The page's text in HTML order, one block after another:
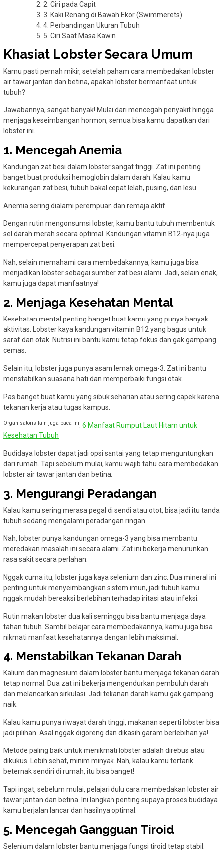
2. Ciri pada Capit
3. Kaki Renang di Bawah Ekor (Swimmerets)
4. Perbandingan Ukuran Tubuh
5. Ciri Saat Masa Kawin
Khasiat Lobster Secara Umum
Kamu pasti pernah mikir, setelah paham cara membedakan lobster
air tawar jantan dan betina, apakah lobster bermanfaat untuk
tubuh?
Jawabannya, sangat banyak! Mulai dari mencegah penyakit hingga
menjaga keseimbangan hormon, semua bisa kamu dapatkan dari
lobster ini.
1. Mencegah Anemia
Kandungan zat besi dalam lobster sangat tinggi. Zat ini penting
banget buat produksi hemoglobin dalam darah. Kalau kamu
kekurangan zat besi, tubuh bakal cepat lelah, pusing, dan lesu.
Anemia sering dialami perempuan dan remaja aktif.
Dengan rutin mengonsumsi lobster, kamu bantu tubuh membentuk
sel darah merah secara optimal. Kandungan vitamin B12-nya juga
mempercepat penyerapan zat besi.
Nah, selain memahami cara membedakannya, kamu juga bisa
menjadikan lobster sebagai sumber zat besi alami. Jadi, selain enak,
kamu juga dapat manfaatnya!
2. Menjaga Kesehatan Mental
Kesehatan mental penting banget buat kamu yang punya banyak
aktivitas. Lobster kaya kandungan vitamin B12 yang bagus untuk
saraf dan otak. Nutrisi ini bantu kamu tetap fokus dan gak gampang
cemas.
Selain itu, lobster juga punya asam lemak omega-3. Zat ini bantu
menstabilkan suasana hati dan memperbaiki fungsi otak.
Pas banget buat kamu yang sibuk seharian atau sering capek karena
tekanan kerja atau tugas kampus.
Organisatoris lain juga baca ini: 6 Manfaat Rumput Laut Hitam untuk
Kesehatan Tubuh
Budidaya lobster dapat jadi opsi santai yang tetap menguntungkan
dari rumah. Tapi sebelum mulai, kamu wajib tahu cara membedakan
lobster air tawar jantan dan betina.
3. Mengurangi Peradangan
Kalau kamu sering merasa pegal di sendi atau otot, bisa jadi itu tanda
tubuh sedang mengalami peradangan ringan.
Nah, lobster punya kandungan omega-3 yang bisa membantu
meredakan masalah ini secara alami. Zat ini bekerja menurunkan
rasa sakit secara perlahan.
Nggak cuma itu, lobster juga kaya selenium dan zinc. Dua mineral ini
penting untuk menyeimbangkan sistem imun, jadi tubuh kamu
nggak mudah bereaksi berlebihan terhadap iritasi atau infeksi.
Rutin makan lobster dua kali seminggu bisa bantu menjaga daya
tahan tubuh. Sambil belajar cara membedakannya, kamu juga bisa
nikmati manfaat kesehatannya dengan lebih maksimal.
4. Menstabilkan Tekanan Darah
Kalium dan magnesium dalam lobster bantu menjaga tekanan darah
tetap normal. Dua zat ini bekerja mengendurkan pembuluh darah
dan melancarkan sirkulasi. Jadi tekanan darah kamu gak gampang
naik.
Kalau kamu punya riwayat darah tinggi, makanan seperti lobster bisa
jadi pilihan. Asal nggak digoreng dan dikasih garam berlebihan ya!
Metode paling baik untuk menikmati lobster adalah direbus atau
dikukus. Lebih sehat, minim minyak. Nah, kalau kamu tertarik
beternak sendiri di rumah, itu bisa banget!
Tapi ingat, sebelum mulai, pelajari dulu cara membedakan lobster air
tawar jantan dan betina. Ini langkah penting supaya proses budidaya
kamu berjalan lancar dan hasilnya optimal.
5. Mencegah Gangguan Tiroid
Selenium dalam lobster bantu menjaga fungsi tiroid tetap stabil.